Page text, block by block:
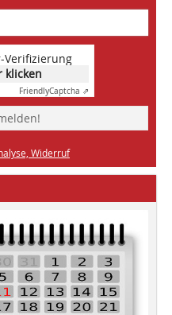
Verifizierung
klicken
FriendlyCaptcha ⇗
Widerruf